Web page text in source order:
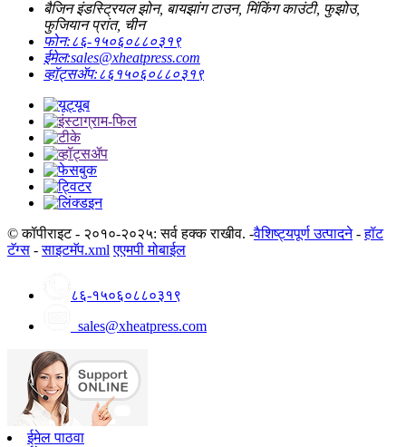
बैजिन इंडस्ट्रियल झोन, बायझांग टाउन, मिंकिंग काउंटी, फुझोउ,
फुजियान प्रांत, चीन
फोन:८६-१५०६०८८०३१९
ईमेल:sales@xheatpress.com
व्हॉट्सॲप:८६१५०६०८८०३१९
© कॉपीराइट - २०१०-२०२५: सर्व हक्क राखीव. -वैशिष्ट्यपूर्ण उत्पादने-हॉट
टॅग्स -साइटमॅप.xml एएमपी मोबाईल
८६-१५०६०८८०३१९
sales@xheatpress.com
ईमेल पाठवा